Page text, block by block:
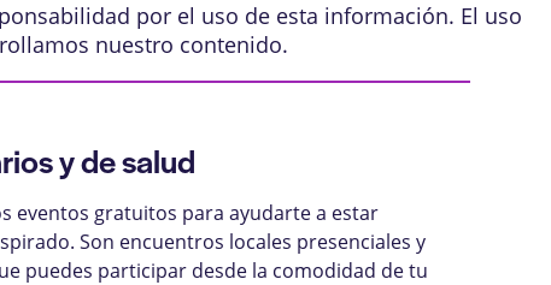
por el uso de esta información. El uso
nuestro contenido.
y de salud
eventos gratuitos para ayudarte a estar
Son encuentros locales presenciales y
puedes participar desde la comodidad de tu